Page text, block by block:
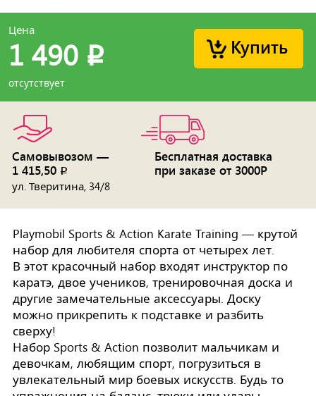
Купить
Цена
1 490 p
отсутствует
Самовывозом —
1 415,50 p
ул. Тверитина, 34/8
Бесплатная доставка
при заказе от 3000Р
Playmobil Sports & Action Karate Training — крутой
набор для любителя спорта от четырех лет.
В этот красочный набор входят инструктор по
каратэ, двое учеников, тренировочная доска и
другие замечательные аксессуары. Доску
можно прикрепить к подставке и разбить
сверху!
Набор Sports & Action позволит мальчикам и
девочкам, любящим спорт, погрузиться в
увлекательный мир боевых искусств. Будь то